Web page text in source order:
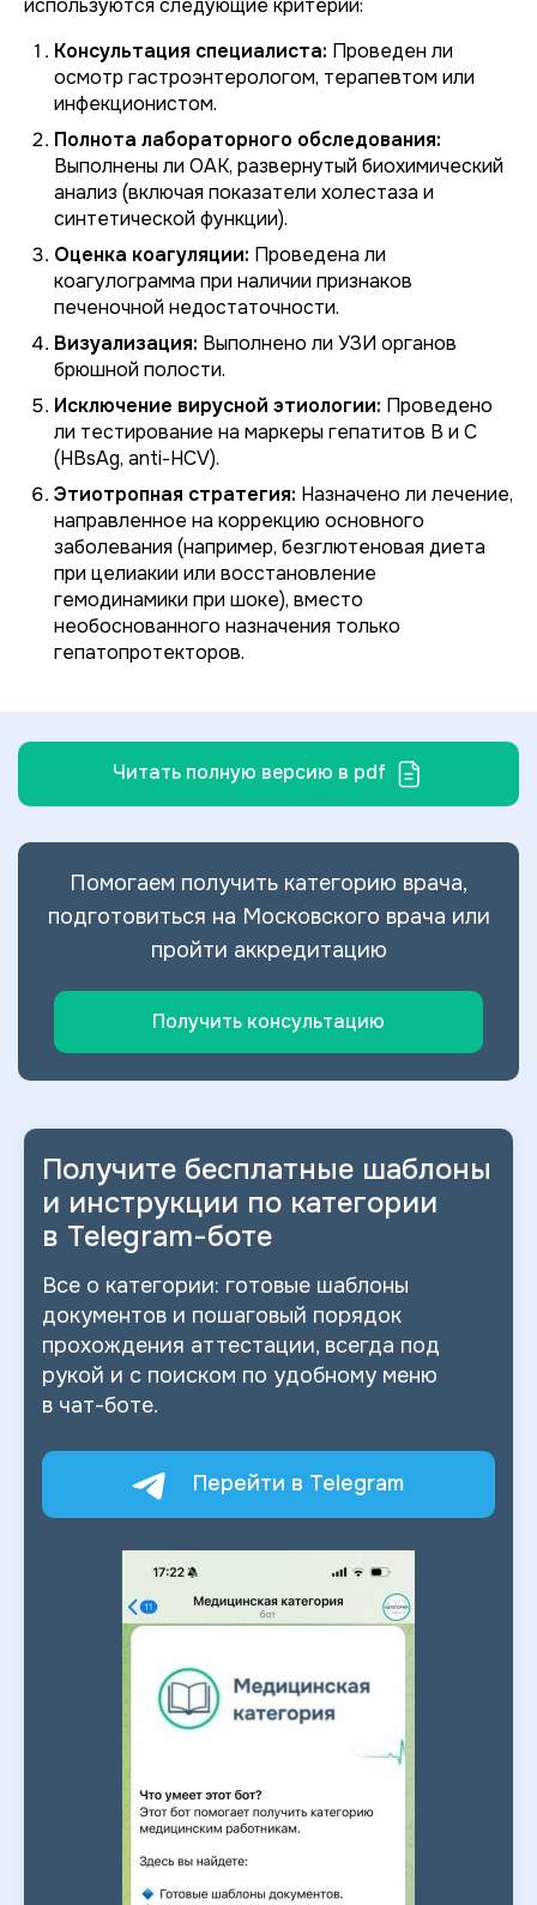
используются следующие критерии:
Консультация специалиста: Проведен ли
осмотр гастроэнтерологом, терапевтом или
инфекционистом.
Полнота лабораторного обследования:
Выполнены ли ОАК, развернутый биохимический
анализ (включая показатели холестаза и
синтетической функции).
Оценка коагуляции: Проведена ли
коагулограмма при наличии признаков
печеночной недостаточности.
Визуализация: Выполнено ли УЗИ органов
брюшной полости.
Исключение вирусной этиологии: Проведено
ли тестирование на маркеры гепатитов B и C
(HBsAg, anti-HCV).
Этиотропная стратегия: Назначено ли лечение,
направленное на коррекцию основного
заболевания (например, безглютеновая диета
при целиакии или восстановление
гемодинамики при шоке), вместо
необоснованного назначения только
гепатопротекторов.
Читать полную версию в pdf
Помогаем получить категорию врача,
подготовиться на Московского врача или
пройти аккредитацию
Получить консультацию
Получите бесплатные шаблоны
и инструкции по категории
в Telegram-боте
Все о категории: готовые шаблоны
документов и пошаговый порядок
прохождения аттестации, всегда под
рукой и с поиском по удобному меню
в чат-боте.
Перейти в Telegram